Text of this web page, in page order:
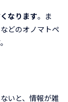
なります。ま
どのオノマトペ
いと、情報が雑